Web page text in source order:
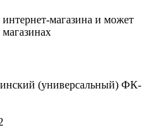
магазина и может
(универсальный) ФК-